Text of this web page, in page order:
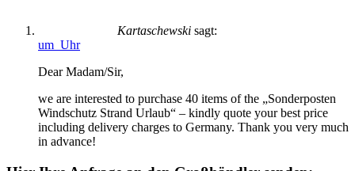
Kartaschewski sagt:
um Uhr
Dear Madam/Sir,
we are interested to purchase 40 items of the „Sonderposten
Windschutz Strand Urlaub“ – kindly quote your best price
including delivery charges to Germany. Thank you very much
in advance!